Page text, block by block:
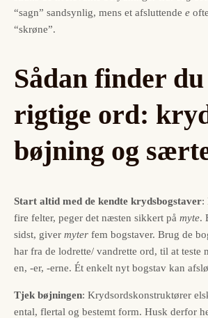
“sagn” sandsynlig, mens et afsluttende e
“skrøne”.
Sådan finder
rigtige ord:
bøjning og
Start altid med de kendte krydsbogstaver:
fire felter, peger det næsten sikkert på myte.
sidst, giver myter fem bogstaver. Brug de
har fra de lodrette/ vandrette ord, til at teste
en, -er, -erne. Ét enkelt nyt bogstav kan
Tjek bøjningen: Krydsords­konstruktører
ental, flertal og bestemt form. Husk derfor